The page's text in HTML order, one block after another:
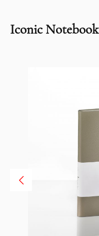
Iconic Notebook